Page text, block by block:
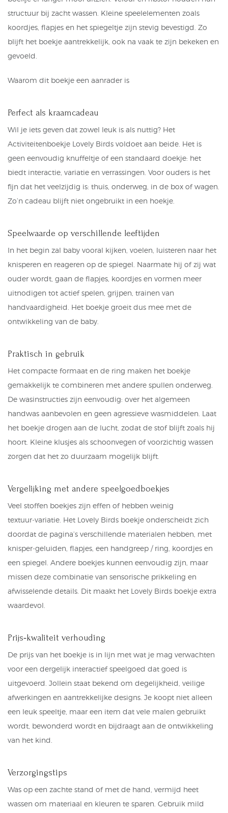
structuur bij zacht wassen. Kleine speelelementen zoals
koordjes, flapjes en het spiegeltje zijn stevig bevestigd. Zo
blijft het boekje aantrekkelijk, ook na vaak te zijn bekeken en
gevoeld.
Waarom dit boekje een aanrader is
Perfect als kraamcadeau
Wil je iets geven dat zowel leuk is als nuttig? Het
Activiteitenboekje Lovely Birds voldoet aan beide. Het is
geen eenvoudig knuffeltje of een standaard doekje: het
biedt interactie, variatie en verrassingen. Voor ouders is het
fijn dat het veelzijdig is: thuis, onderweg, in de box of wagen.
Zo’n cadeau blijft niet ongebruikt in een hoekje.
Speelwaarde op verschillende leeftijden
In het begin zal baby vooral kijken, voelen, luisteren naar het
knisperen en reageren op de spiegel. Naarmate hij of zij wat
ouder wordt, gaan de flapjes, koordjes en vormen meer
uitnodigen tot actief spelen, grijpen, trainen van
handvaardigheid. Het boekje groeit dus mee met de
ontwikkeling van de baby.
Praktisch in gebruik
Het compacte formaat en de ring maken het boekje
gemakkelijk te combineren met andere spullen onderweg.
De wasinstructies zijn eenvoudig: over het algemeen
handwas aanbevolen en geen agressieve wasmiddelen. Laat
het boekje drogen aan de lucht, zodat de stof blijft zoals hij
hoort. Kleine klusjes als schoonvegen of voorzichtig wassen
zorgen dat het zo duurzaam mogelijk blijft.
Vergelijking met andere speelgoedboekjes
Veel stoffen boekjes zijn effen of hebben weinig
textuur‑variatie. Het Lovely Birds boekje onderscheidt zich
doordat de pagina’s verschillende materialen hebben, met
knisper‑geluiden, flapjes, een handgreep / ring, koordjes en
een spiegel. Andere boekjes kunnen eenvoudig zijn, maar
missen deze combinatie van sensorische prikkeling en
afwisselende details. Dit maakt het Lovely Birds boekje extra
waardevol.
Prijs‑kwaliteit verhouding
De prijs van het boekje is in lijn met wat je mag verwachten
voor een dergelijk interactief speelgoed dat goed is
uitgevoerd. Jollein staat bekend om degelijkheid, veilige
afwerkingen en aantrekkelijke designs. Je koopt niet alleen
een leuk speeltje, maar een item dat vele malen gebruikt
wordt, bewonderd wordt en bijdraagt aan de ontwikkeling
van het kind.
Verzorgingstips
Was op een zachte stand of met de hand, vermijd heet
wassen om materiaal en kleuren te sparen. Gebruik mild